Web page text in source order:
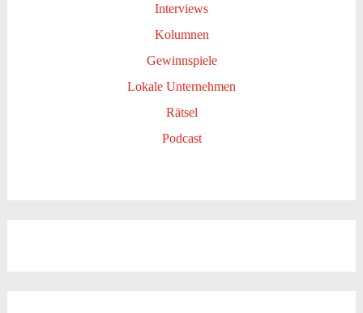
Interviews
Kolumnen
Gewinnspiele
Lokale Unternehmen
Rätsel
Podcast